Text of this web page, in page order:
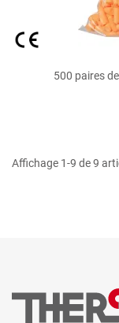
500 paires
Affichage 1-9 de 9